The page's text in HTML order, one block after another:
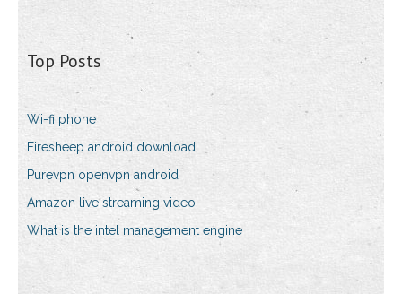
Top Posts
Wi-fi phone
Firesheep android download
Purevpn openvpn android
Amazon live streaming video
What is the intel management engine